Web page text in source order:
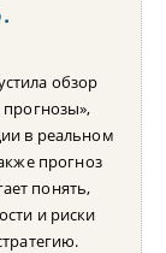
обзор
в реальном
прогноз
понять,
и риски